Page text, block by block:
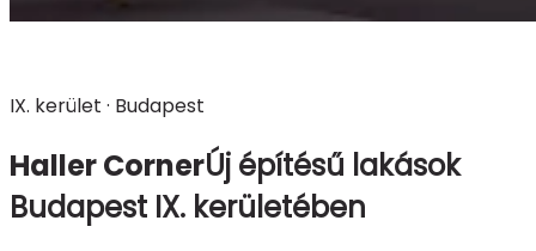
IX. kerület · Budapest
Haller CornerÚj építésű lakások
Budapest IX. kerületében